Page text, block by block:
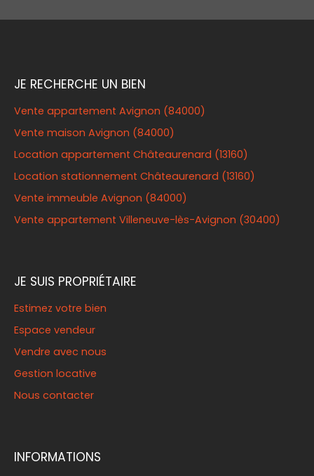
JE RECHERCHE UN BIEN
Vente appartement Avignon (84000)
Vente maison Avignon (84000)
Location appartement Châteaurenard (13160)
Location stationnement Châteaurenard (13160)
Vente immeuble Avignon (84000)
Vente appartement Villeneuve-lès-Avignon (30400)
JE SUIS PROPRIÉTAIRE
Estimez votre bien
Espace vendeur
Vendre avec nous
Gestion locative
Nous contacter
INFORMATIONS